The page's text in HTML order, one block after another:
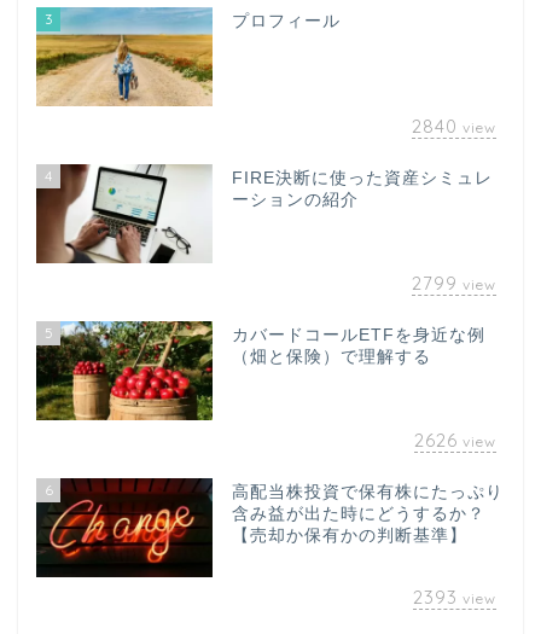
3 プロフィール
2840 view
4
FIRE決断に使った資産シミュレ
ーションの紹介
2799 view
5
カバードコールETFを身近な例
（畑と保険）で理解する
2626 view
6
高配当株投資で保有株にたっぷり
含み益が出た時にどうするか？
【売却か保有かの判断基準】
2393 view